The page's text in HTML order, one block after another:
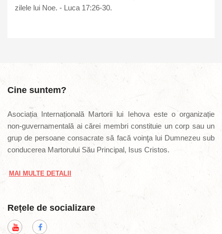
zilele lui Noe. - Luca 17:26-30.
Cine suntem?
Asociația Internațională Martorii lui Iehova este o organizație
non-guvernamentală ai cărei membri constituie un corp sau un
grup de persoane consacrate să facă voinţa lui Dumnezeu sub
conducerea Martorului Său Principal, Isus Cristos.
MAI MULTE DETALII
Rețele de socializare